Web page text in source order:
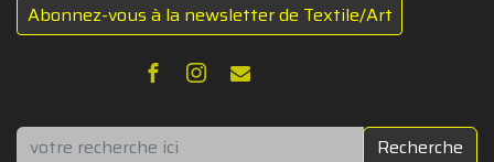
Abonnez-vous à la newsletter de Textile/Art
Rechercher Recherche